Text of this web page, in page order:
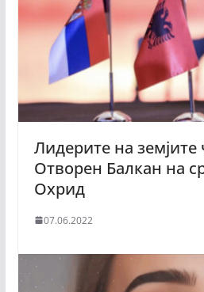
Лидерите на земјите
Отворен Балкан на
Охрид
07.06.2022